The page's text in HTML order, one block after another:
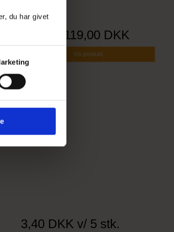
du har givet
119,00 DKK
Vis produkt
3,40 DKK v/ 5 stk.